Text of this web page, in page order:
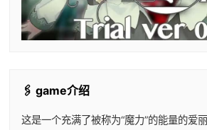
🖇️ game介绍
这是一个充满了被称为“魔力”的能量的爱